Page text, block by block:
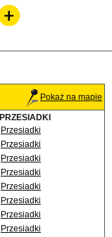
Pokaż na mapie
PRZESIADKI
Przesiadki
Przesiadki
Przesiadki
Przesiadki
Przesiadki
Przesiadki
Przesiadki
Przesiadki